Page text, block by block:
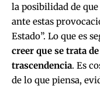
la posibilidad de
ante estas
Estado”. Lo que es
creer que se trata
trascendencia. Es
de lo que piensa,